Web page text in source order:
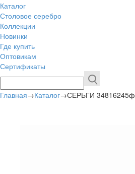
Каталог
Столовое серебро
Коллекции
Новинки
Где купить
Оптовикам
Сертификаты
Главная→Каталог→СЕРЬГИ 34816245ф